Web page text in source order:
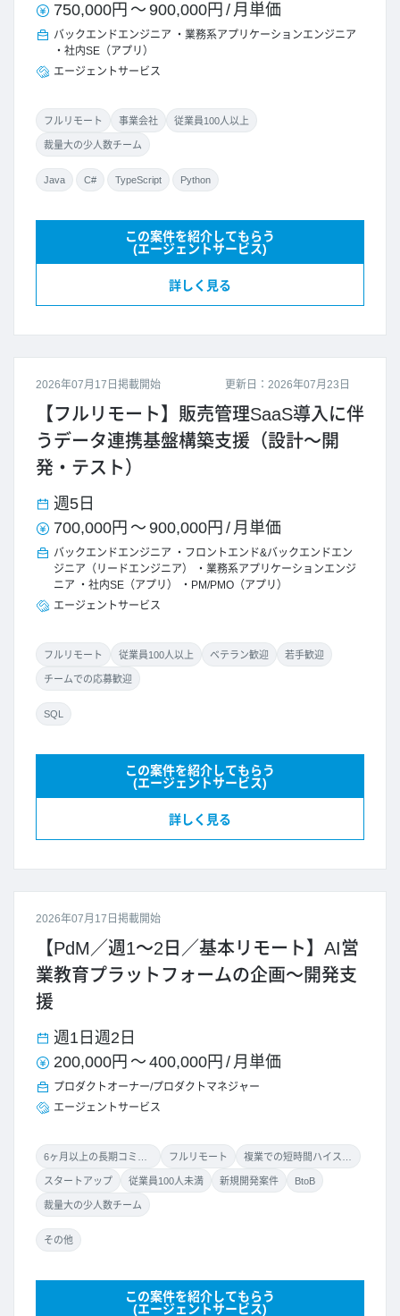
750,000円 ～ 900,000円 / 月単価
バックエンドエンジニア
業務系アプリケーションエンジニア
社内SE（アプリ）
エージェントサービス
フルリモート 事業会社 従業員100人以上
裁量大の少人数チーム
Java C# TypeScript Python
詳しく見る
この案件を紹介してもらう
(エージェントサービス)
更新日：2026年07月23日
2026年07月17日掲載開始
【フルリモート】販売管理SaaS導入に伴
うデータ連携基盤構築支援（設計～開
発・テスト）
週5日
700,000円 ～ 900,000円 / 月単価
バックエンドエンジニア
フロントエンド&バックエンドエン
ジニア（リードエンジニア）
業務系アプリケーションエンジ
ニア
社内SE（アプリ）
PM/PMO（アプリ）
エージェントサービス
フルリモート 従業員100人以上 ベテラン歓迎 若手歓迎
チームでの応募歓迎
SQL
詳しく見る
この案件を紹介してもらう
(エージェントサービス)
2026年07月17日掲載開始
【PdM／週1～2日／基本リモート】AI営
業教育プラットフォームの企画～開発支
援
週1日 週2日
200,000円 ～ 400,000円 / 月単価
プロダクトオーナー/プロダクトマネジャー
エージェントサービス
フルリモート
スタートアップ 従業員100人未満 新規開発案件 BtoB
裁量大の少人数チーム
その他
この案件を紹介してもらう
(エージェントサービス)